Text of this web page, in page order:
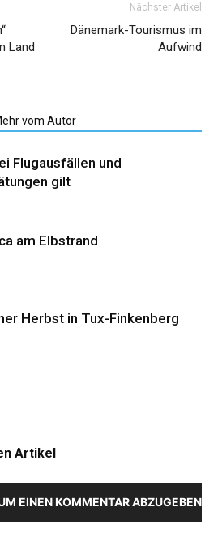
Land
Nächster Artikel
Dänemark-Tourismus im
Aufwind
vom Autor
Flugausfällen und
gilt
am Elbstrand
Herbst in Tux-Finkenberg
Artikel
EINEN KOMMENTAR ABZUGEBEN